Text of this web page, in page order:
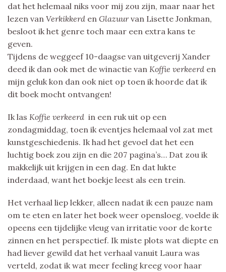
dat het helemaal niks voor mij zou zijn, maar naar het
lezen van Verkikkerd en Glazuurvan Lisette Jonkman,
besloot ik het genre toch maar een extra kans te
geven.
Tijdens de weggeef 10-daagse van uitgeverij Xander
deed ik dan ook met de winactie van Koffie verkeerd en
mijn geluk kon dan ook niet op toen ik hoorde dat ik
dit boek mocht ontvangen!
Ik las Koffie verkeerd in een ruk uit op een
zondagmiddag, toen ik eventjes helemaal vol zat met
kunstgeschiedenis. Ik had het gevoel dat het een
luchtig boek zou zijn en die 207 pagina’s… Dat zou ik
makkelijk uit krijgen in een dag. En dat lukte
inderdaad, want het boekje leest als een trein.
Het verhaal liep lekker, alleen nadat ik een pauze nam
om te eten en later het boek weer opensloeg, voelde ik
opeens een tijdelijke vleug van irritatie voor de korte
zinnen en het perspectief. Ik miste plots wat diepte en
had liever gewild dat het verhaal vanuit Laura was
verteld, zodat ik wat meer feeling kreeg voor haar